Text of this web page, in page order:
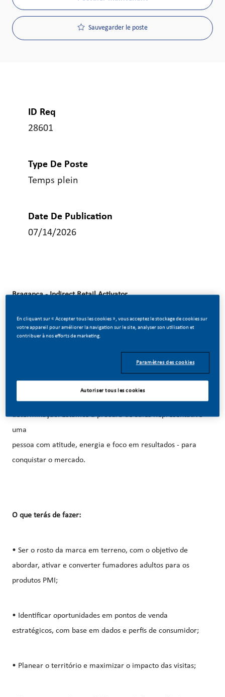
Sauvegarder le poste
ID Req
28601
Type De Poste
Temps plein
Date De Publication
07/14/2026
Bragança - Indirect Retail Activator
Se gostas de desafios, estás sempre atento(a) às
acelerar essa transformação com a tua energia e
determinação. Estamos à procura de Sales Representative -
uma
pessoa com atitude, energia e foco em resultados - para
conquistar o mercado.
O que terás de fazer:
• Ser o rosto da marca em terreno, com o objetivo de
abordar, ativar e converter fumadores adultos para os
produtos PMI;
• Identificar oportunidades em pontos de venda
estratégicos, com base em dados e perfis de consumidor;
• Planear o território e maximizar o impacto das visitas;
En cliquant sur « Accepter tous les cookies », vous acceptez le stockage de cookies sur
votre appareil pour améliorer la navigation sur le site, analyser son utilisation et
contribuer à nos efforts de marketing.
Paramètres des cookies
Autoriser tous les cookies